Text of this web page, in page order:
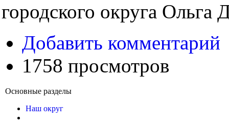
городского округа Ольга
Добавить комментарий
1758 просмотров
Основные разделы
Наш округ